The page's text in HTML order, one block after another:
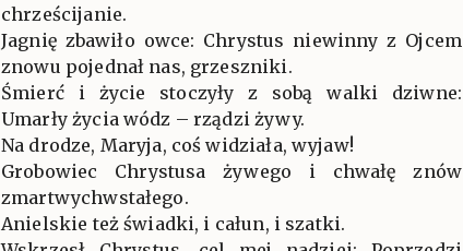
chrześcijanie.
Jagnię zbawiło owce: Chrystus niewinny z Ojcem
znowu pojednał nas, grzeszniki.
Śmierć i życie stoczyły z sobą walki dziwne:
Umarły życia wódz – rządzi żywy.
Na drodze, Maryja, coś widziała, wyjaw!
Grobowiec Chrystusa żywego i chwałę znów
zmartwychwstałego.
Anielskie też świadki, i całun, i szatki.